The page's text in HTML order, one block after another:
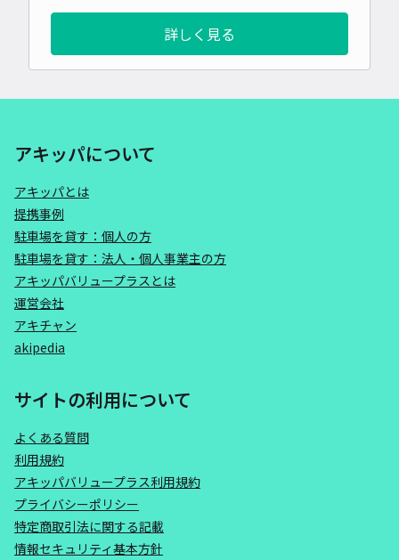
詳しく見る
アキッパについて
アキッパとは
提携事例
駐車場を貸す：個人の方
駐車場を貸す：法人・個人事業主の方
アキッパバリュープラスとは
運営会社
アキチャン
akipedia
サイトの利用について
よくある質問
利用規約
アキッパバリュープラス利用規約
プライバシーポリシー
特定商取引法に関する記載
情報セキュリティ基本方針